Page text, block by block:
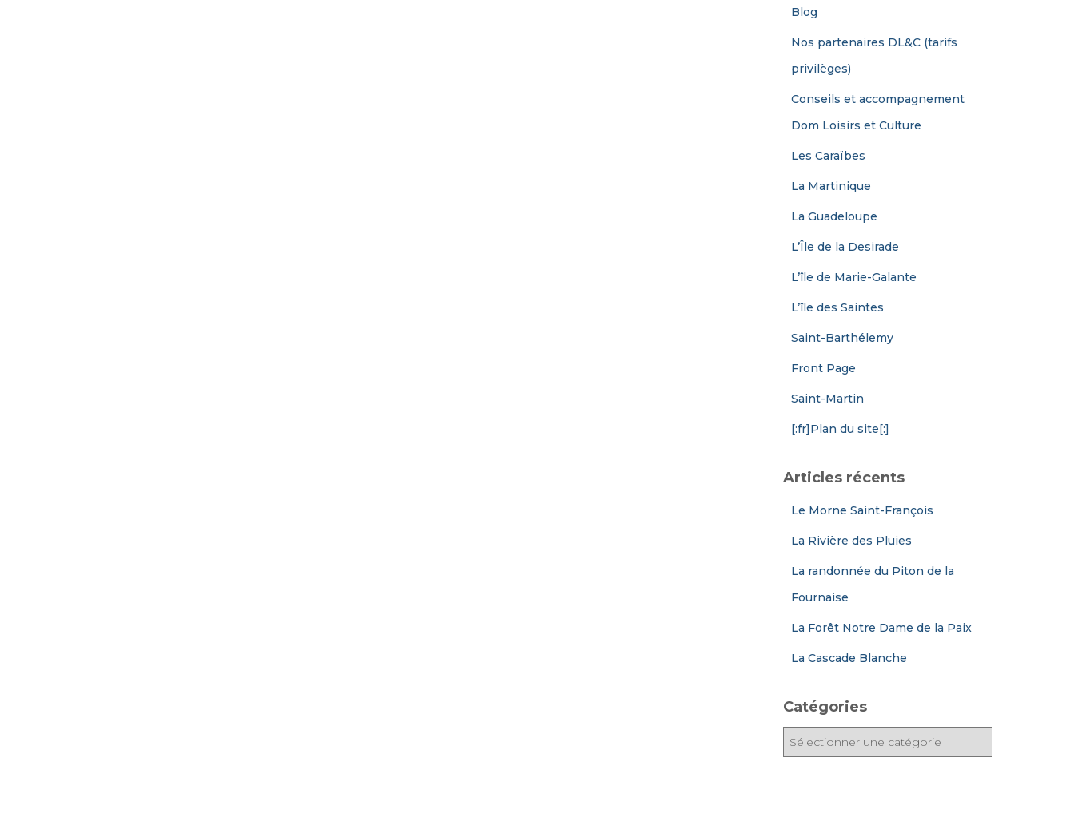
Blog
Nos partenaires DL&C (tarifs
privilèges)
Conseils et accompagnement
Dom Loisirs et Culture
Les Caraïbes
La Martinique
La Guadeloupe
L’Île de la Desirade
L’île de Marie-Galante
L’île des Saintes
Saint-Barthélemy
Front Page
Saint-Martin
[:fr]Plan du site[:]
Articles récents
Le Morne Saint-François
La Rivière des Pluies
La randonnée du Piton de la
Fournaise
La Forêt Notre Dame de la Paix
La Cascade Blanche
Catégories